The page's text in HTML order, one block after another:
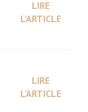
LIRE
L'ARTICLE
LIRE
L'ARTICLE